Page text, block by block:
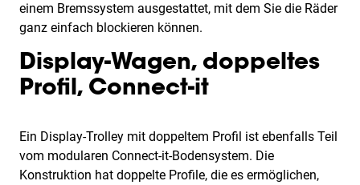
einem Bremssystem ausgestattet, mit dem Sie die Räder
ganz einfach blockieren können.
Display-Wagen, doppeltes
Profil, Connect-it
Ein Display-Trolley mit doppeltem Profil ist ebenfalls Teil
vom modularen Connect-it-Bodensystem. Die
Konstruktion hat doppelte Profile, die es ermöglichen,